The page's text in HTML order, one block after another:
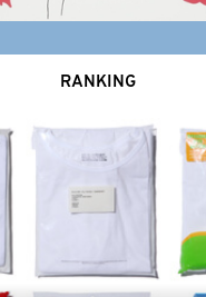
RANKING